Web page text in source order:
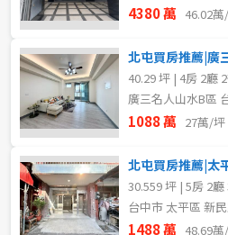
4380 萬 46.02
40.29 坪 | 4房 2廳
廣三名人山水B區
1088 萬 27萬/坪
北屯買房推薦|太
30.559 坪 | 5房 2廳
台中市 太平區 新
1488 萬 48.69